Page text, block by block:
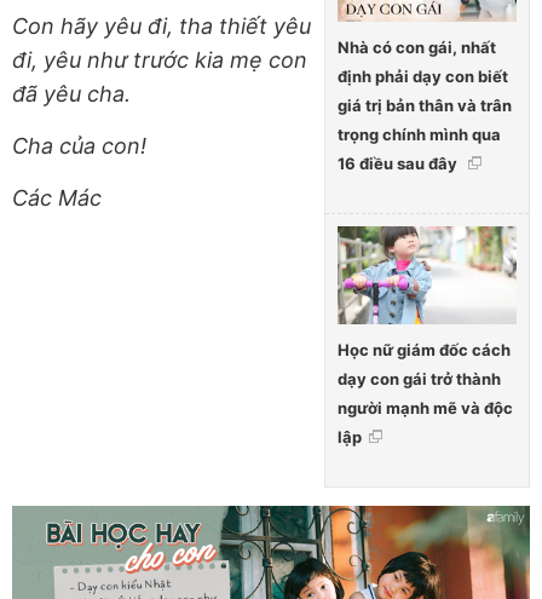
Nhà có con gái, nhất
định phải dạy con biết
giá trị bản thân và trân
trọng chính mình qua
16 điều sau đây
Học nữ giám đốc cách
dạy con gái trở thành
người mạnh mẽ và độc
lập
Con hãy yêu đi, tha thiết yêu
đi, yêu như trước kia mẹ con
đã yêu cha.
Cha của con!
Các Mác